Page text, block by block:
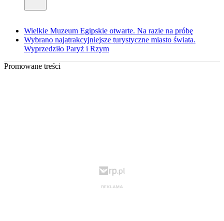
Wielkie Muzeum Egipskie otwarte. Na razie na próbę
Wybrano najatrakcyjniejsze turystyczne miasto świata.
Wyprzedziło Paryż i Rzym
Promowane treści